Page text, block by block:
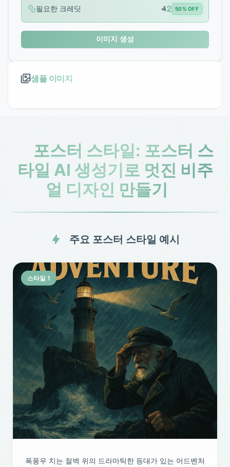
필요한 크레딧 42 50% OFF
이미지 생성
샘플 이미지
포스터 스타일: 포스터 스
타일 AI 생성기로 멋진 비주
얼 디자인 만들기
주요 포스터 스타일 예시
스타일 1
폭풍우 치는 절벽 위의 드라마틱한 등대가 있는 어드벤처